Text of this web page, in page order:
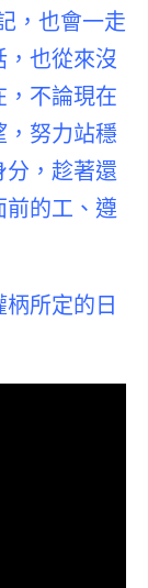
，也會一走
也從來沒
，不論現在
，努力站穩
分，趁著還
前的工、遵
所定的日